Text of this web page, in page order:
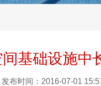
基础设施中
发布时间：2016-07-01